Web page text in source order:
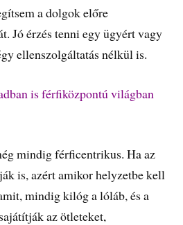
a dolgok előre
Jó érzés tenni egy ügyért vagy
ellenszolgáltatás nélkül is.
is férfiközpontú világban
mindig férficentrikus. Ha az
is, azért amikor helyzetbe kell
mindig kilóg a lóláb, és a
az ötleteket,